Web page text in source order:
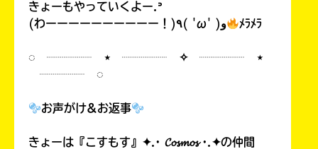
きょーもやっていくよー.ᐣ
(わーーーーーーーーーー！)٩( 'ω' )و
ﾒﾗﾒﾗ
◌ ┈┈┈┈ ⋆ ┈┈┈┈ ✧ ┈┈┈┈ ⋆
┈┈┈┈ ◌
お声がけ&お返事
きょーは『こすもす』✦.· 𝓒𝓸𝓼𝓶𝓸𝓼 ·.✦の仲間